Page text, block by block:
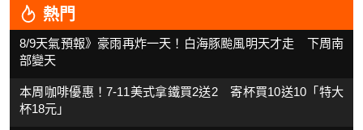
熱門
8/9天氣預報》豪雨再炸一天！白海豚颱風明天才走 下周南
部變天
本周咖啡優惠！7-11美式拿鐵買2送2 寄杯買10送10「特大
杯18元」